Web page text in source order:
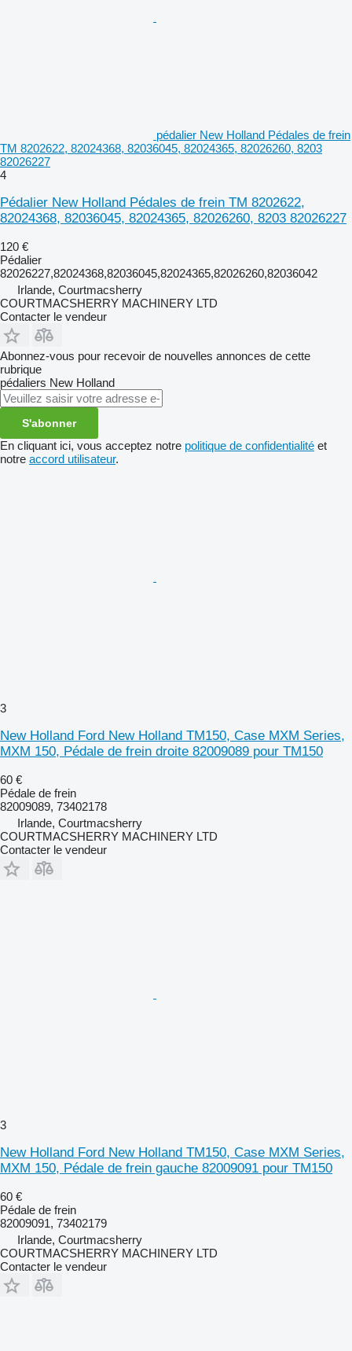
pédalier New Holland Pédales de frein
TM 8202622, 82024368, 82036045, 82024365, 82026260, 8203
82026227
4
Pédalier New Holland Pédales de frein TM 8202622,
82024368, 82036045, 82024365, 82026260, 8203 82026227
120 €
Pédalier
82026227,82024368,82036045,82024365,82026260,82036042
Irlande, Courtmacsherry
COURTMACSHERRY MACHINERY LTD
Contacter le vendeur
Abonnez-vous pour recevoir de nouvelles annonces de cette
rubrique
pédaliers New Holland
S'abonner
En cliquant ici, vous acceptez notre politique de confidentialité et
notre accord utilisateur.
3
New Holland Ford New Holland TM150, Case MXM Series,
MXM 150, Pédale de frein droite 82009089 pour TM150
60 €
Pédale de frein
82009089, 73402178
Irlande, Courtmacsherry
COURTMACSHERRY MACHINERY LTD
Contacter le vendeur
3
New Holland Ford New Holland TM150, Case MXM Series,
MXM 150, Pédale de frein gauche 82009091 pour TM150
60 €
Pédale de frein
82009091, 73402179
Irlande, Courtmacsherry
COURTMACSHERRY MACHINERY LTD
Contacter le vendeur